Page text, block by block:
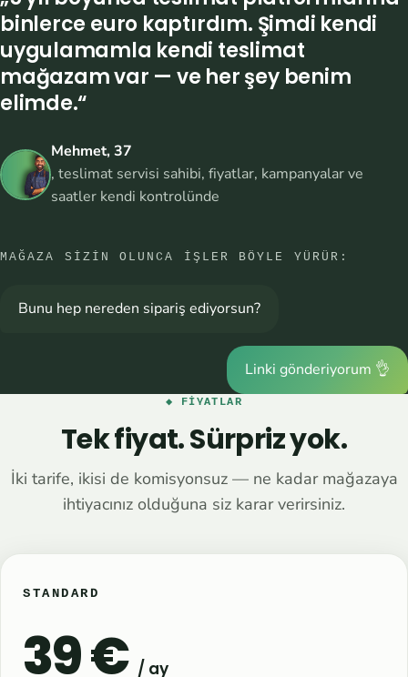
binlerce euro kaptırdım. Şimdi kendi
uygulamamla kendi teslimat
mağazam var — ve her şey benim
elimde.“
Mehmet, 37
, teslimat servisi sahibi, fiyatlar, kampanyalar ve
saatler kendi kontrolünde
MAĞAZA SIZIN OLUNCA IŞLER BÖYLE YÜRÜR:
Bunu hep nereden sipariş ediyorsun?
Linki gönderiyorum 👌
◆ FIYATLAR
Tek fiyat. Sürpriz yok.
İki tarife, ikisi de komisyonsuz — ne kadar mağazaya
ihtiyacınız olduğuna siz karar verirsiniz.
STANDARD
39 € / ay